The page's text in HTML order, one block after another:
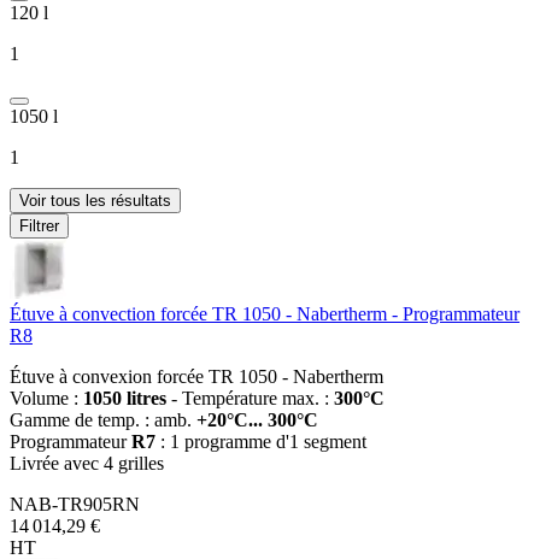
120 l
1
1050 l
1
Voir tous les résultats
Filtrer
Étuve à convection forcée TR 1050 - Nabertherm - Programmateur
R8
Étuve à convexion forcée TR 1050 - Nabertherm
Volume : 1050 litres - Température max. : 300°C
Gamme de temp. : amb. +20°C... 300°C
ProgrammateurR7 : 1 programme d'1 segment
Livrée avec 4 grilles
NAB-TR905RN
14 014,29 €
HT